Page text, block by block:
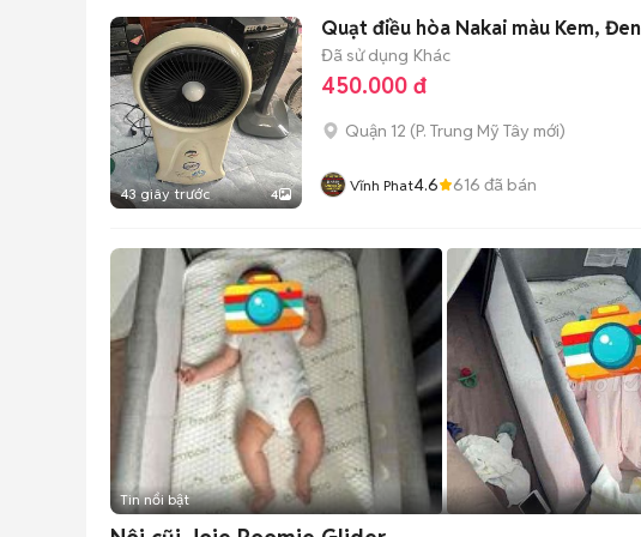
43 giây trước 4
Quạt điều hòa Nakai màu Kem, Đen
Đã sử dụng Khác
450.000 đ
Quận 12 (P. Trung Mỹ Tây mới)
Vĩnh Phat4.6 616 đã bán
Tin nổi bật